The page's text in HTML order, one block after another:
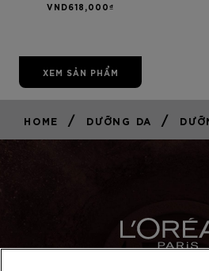
Ferment Pre-
VND618,000₫
XEM SẢN PHẨM
HOME / DƯỠNG DA /